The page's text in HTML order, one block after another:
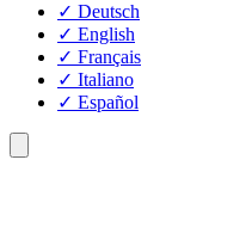
✓ Deutsch
✓ English
✓ Français
✓ Italiano
✓ Español